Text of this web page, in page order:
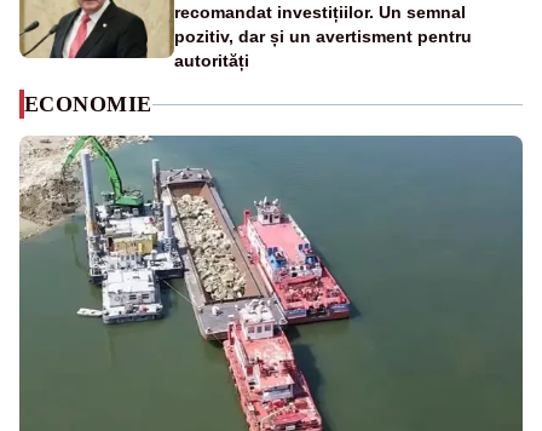
recomandat investițiilor. Un semnal
pozitiv, dar și un avertisment pentru
autorități
ECONOMIE